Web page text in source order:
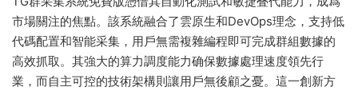
市場關注的焦點。該系統融合了雲原生和DevOps理念，支持低
代碼配置和智能采集，用戶無需複雜編程即可完成群組數據的
高效抓取。其強大的算力調度能力确保數據處理速度領先行
業，而自主可控的技術架構則讓用戶無後顧之憂。這一創新方